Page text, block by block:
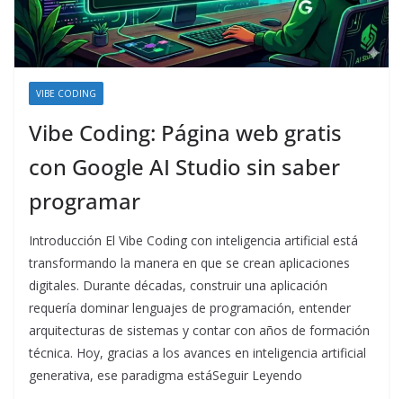
VIBE CODING
Vibe Coding: Página web gratis
con Google AI Studio sin saber
programar
Introducción El Vibe Coding con inteligencia artificial está
transformando la manera en que se crean aplicaciones
digitales. Durante décadas, construir una aplicación
requería dominar lenguajes de programación, entender
arquitecturas de sistemas y contar con años de formación
técnica. Hoy, gracias a los avances en inteligencia artificial
generativa, ese paradigma estáSeguir Leyendo